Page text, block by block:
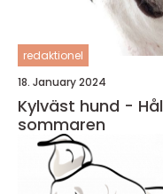
redaktionel
18. January 2024
Kylväst hund -
sommaren